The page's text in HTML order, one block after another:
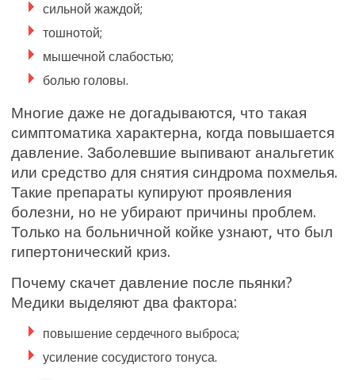
сильной жаждой;
тошнотой;
мышечной слабостью;
болью головы.
Многие даже не догадываются, что такая
симптоматика характерна, когда повышается
давление. Заболевшие выпивают анальгетик
или средство для снятия синдрома похмелья.
Такие препараты купируют проявления
болезни, но не убирают причины проблем.
Только на больничной койке узнают, что был
гипертонический криз.
Почему скачет давление после пьянки?
Медики выделяют два фактора:
повышение сердечного выброса;
усиление сосудистого тонуса.